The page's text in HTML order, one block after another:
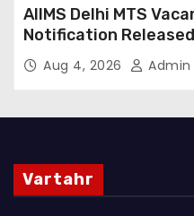
AIIMS Delhi MTS
Notification
Candidates Can
Email
Aug 4, 2026 Admin
Vartahr